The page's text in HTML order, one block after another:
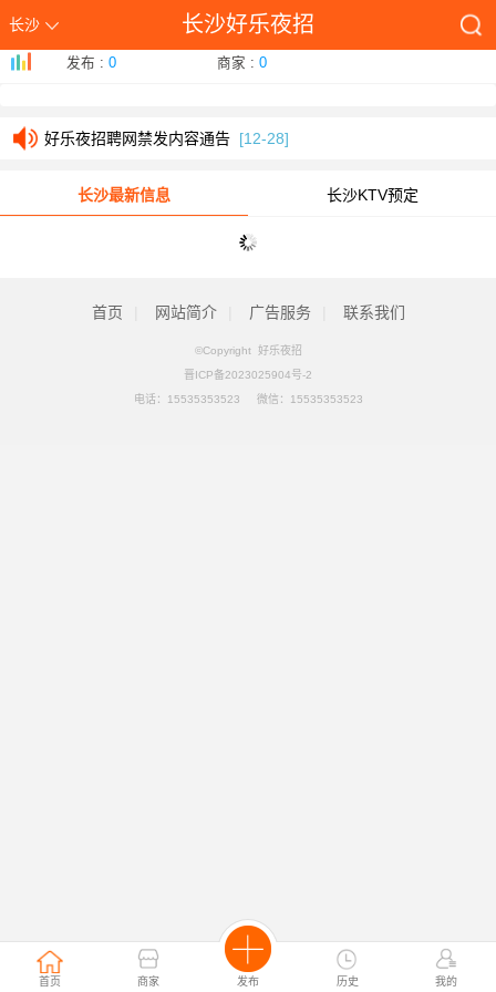
长沙 长沙好乐夜招
首页 商家 发布 历史 我的
发布 :0 商家 :0
本站发帖必读-好乐夜招www.hlh1.com[01-26]
好乐夜招聘网禁发内容通告 [12-28]
长沙最新信息 长沙KTV预定
首页 网站简介 广告服务 联系我们
©Copyright 好乐夜招
晋ICP备2023025904号-2
电话：
15535353523 微信：15535353523